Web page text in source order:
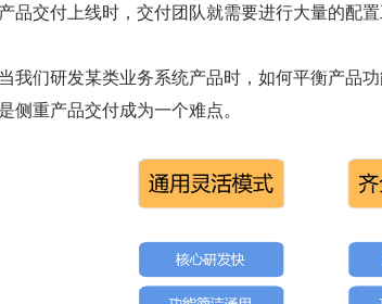
品交付上线时，交付团队就需要进行大量的配置
我们研发某类业务系统产品时，如何平衡产品
侧重产品交付成为一个难点。